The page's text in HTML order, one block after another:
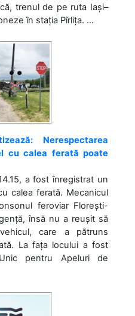
trenul de pe ruta Iași–
în stația Pîrlița. ...
Nerespectarea
cu calea ferată poate
a fost înregistrat un
calea ferată. Mecanicul
feroviar Florești-
însă nu a reușit să
care a pătruns
La fața locului a fost
pentru Apeluri de